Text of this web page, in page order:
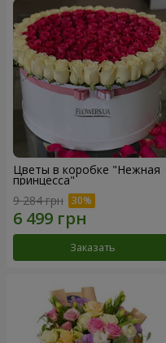
Цветы в коробке "Нежная
принцесса"
9 284 грн
Заказать